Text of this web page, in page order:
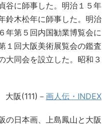
谷に師事した。明治１５年
鈴木松年に師事した。明治
年第５回内国勧業博覧会に
１回大阪美術展覧会の鑑査
大同会を設立した。昭和３
大阪(111)－ 画人伝・INDEX
の日本画、上島鳳山と大阪